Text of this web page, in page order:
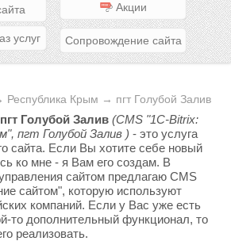
Акции
услуг Сопровождение сайта
Республика Крым → пгт Голубой Залив
Голубой Залив (CMS "1C-Bitrix:
пгт Голубой Залив ) - это услуга
сайта. Если Вы хотите себе новый
ко мне - я Вам его создам. В
сайтом предлагаю CMS
сайтом", которую используют
компаний. Если у Вас уже есть
то дополнительный функционал, то
реализовать.